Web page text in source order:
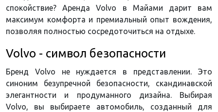
спокойствие? Аренда Volvo в Майами дарит вам
максимум комфорта и премиальный опыт вождения,
позволяя полностью сосредоточиться на отдыхе.
Volvo - символ безопасности
Бренд Volvo не нуждается в представлении. Это
синоним безупречной безопасности, скандинавской
элегантности и продуманного дизайна. Выбирая
Volvo, вы выбираете автомобиль, созданный для